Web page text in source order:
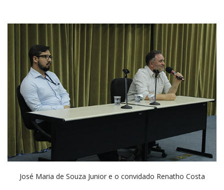
José Maria de Souza Junior e o convidado Renatho Costa